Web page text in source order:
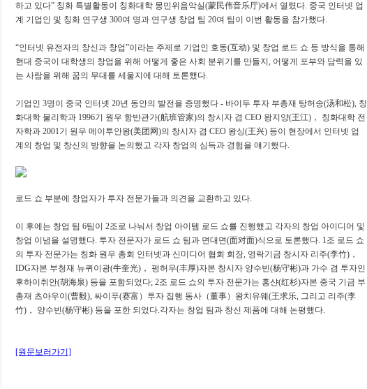
하고 있다” 칭화 특별활동이 칭화대학 몽민위음악실(蒙民伟音乐厅)에서 열렸다. 중국 인터넷 업
계 기업인 및 칭화 연구생 300여 명과 연구생 창업 팀 20여 팀이 이번 활동을 참가했다.
“인터넷 유전자의 창신과 창업”이라는 주제로 기업인 호동(互动) 및 창업 로드 쇼 등 방식을 통해
현대 중국이 대학생의 창업을 위해 어떻게 좋은 사회 분위기를 만들지, 어떻게 포부와 담력을 있
는 사람을 위해 꿈의 무대를 세울지에 대해 토론했다.
기업인 3명이 중국 인터넷 20년 동안의 발전을 증명했다 - 바이두 투자 부총재 탕허송(汤和松), 칭
화대학 물리학과 1996기 원우 항반관가(航班管家)의 창시자 겸 CEO 왕지양(王江)， 칭화대학 전
자학과 2001기 원우 메이투안왕(美团网)의 창시자 겸 CEO 왕싱(王兴) 등이 현장에서 인터넷 업
계의 창업 및 창신의 방향을 논의했고 각자 창업의 심득과 경험을 얘기했다.
로드 쇼 부분에 창업자가 투자 전문가들과 의견을 교환하고 있다.
이 후에는 창업 팀 6팀이 2조로 나눠서 창업 아이템 로드 쇼를 진행했고 각자의 창업 아이디어 및
창업 이념을 설명했다. 투자 전문자가 로드 쇼 팀과 면대면(面对面)식으로 토론했다. 1조 로드 쇼
의 투자 전문가는 칭화 원우 총회 인터넷과 신미디어 협회 회장, 영락기금 창시자 리주(李竹)，
IDG자본 부청재 뉴퀴이광(牛奎光)， 펑허우(丰厚)자본 창시자 양수빈(杨守彬)과 가수 겸 투자인
후하이취안(胡海泉) 등을 포함되었다; 2조 로드 쇼의 투자 전문가는 홍샨(红杉)자본 중국 기금 부
총재 츠아우이(曹毅), 싸이푸(赛富）투자 집행 동사（董事）왕치유웨(王求乐, 그리고 리주(李
竹)， 양수빈(杨守彬) 등을 포한 되었다.각자는 창업 팀과 창신 제품에 대해 논평했다.
[원문보러가기]